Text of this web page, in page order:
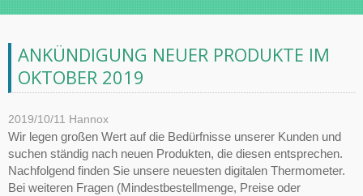
ANKÜNDIGUNG NEUER PRODUKTE IM
OKTOBER 2019
2019/10/11 Hannox
Wir legen großen Wert auf die Bedürfnisse unserer Kunden und
suchen ständig nach neuen Produkten, die diesen entsprechen.
Nachfolgend finden Sie unsere neuesten digitalen Thermometer.
Bei weiteren Fragen (Mindestbestellmenge, Preise oder